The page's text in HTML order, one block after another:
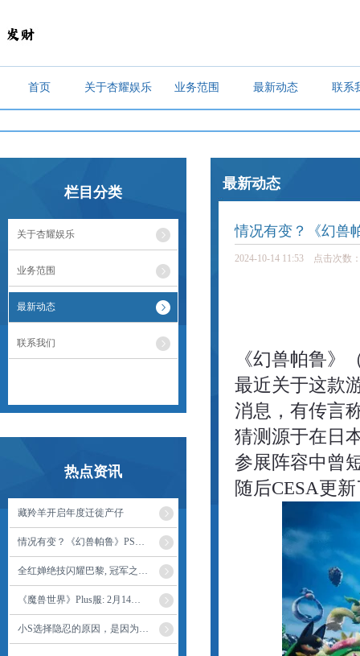
首页 关于杏耀娱乐 业务范围 最新动态 联系
栏目分类
关于杏耀娱乐
业务范围
最新动态
联系我们
热点资讯
藏羚羊开启年度迁徙产仔
情况有变？《幻兽帕鲁》PS5版已从东京电玩展参展阵容中移除
全红婵绝技闪耀巴黎, 冠军之旅自幼启航!
《魔兽世界》Plus服: 2月14日蓝贴, 术士落凡间, 史诗克总热修
小S选择隐忍的原因，是因为她一直生活在大S的阴影下？
最新动态
情况有变？《幻兽
2024-10-14 11:53 点击次数
《幻兽帕鲁》
最近关于这款
消息，有传言
猜测源于在日
参展阵容中曾
随后CESA更